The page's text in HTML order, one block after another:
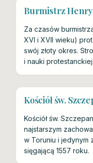
Burmistrz
Za czasów
XVI i XVII wieku)
swój złoty okres.
i nauki protestanckiej.
Kościół św.
Kościół św.
najstarszym
w Toruniu i jedynym
sięgającą 1557 roku.